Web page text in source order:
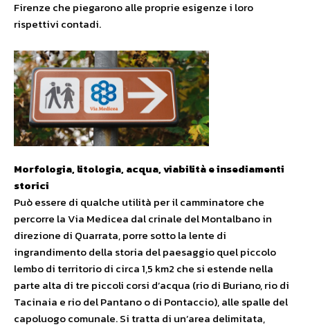
Firenze che piegarono alle proprie esigenze i loro
rispettivi contadi.
Morfologia, litologia, acqua, viabilità e insediamenti
storici
Può essere di qualche utilità per il camminatore che
percorre la Via Medicea dal crinale del Montalbano in
direzione di Quarrata, porre sotto la lente di
ingrandimento della storia del paesaggio quel piccolo
lembo di territorio di circa 1,5 km2 che si estende nella
parte alta di tre piccoli corsi d’acqua (rio di Buriano, rio di
Tacinaia e rio del Pantano o di Pontaccio), alle spalle del
capoluogo comunale. Si tratta di un’area delimitata,